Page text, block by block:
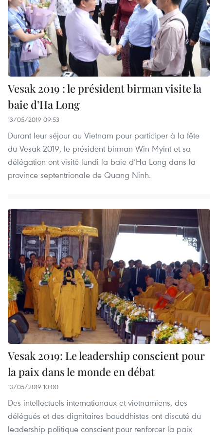
Vesak 2019 : le président birman visite la
baie d’Ha Long
13/05/2019 09:53
Durant leur séjour au Vietnam pour participer à la fête
du Vesak 2019, le président birman Win Myint et sa
délégation ont visité lundi la baie d’Ha Long dans la
province septentrionale de Quang Ninh.
Vesak 2019: Le leadership conscient pour
la paix dans le monde en débat
13/05/2019 10:00
Des intellectuels internationaux et vietnamiens, des
délégués et des dignitaires bouddhistes ont discuté du
leadership politique conscient pour renforcer la paix